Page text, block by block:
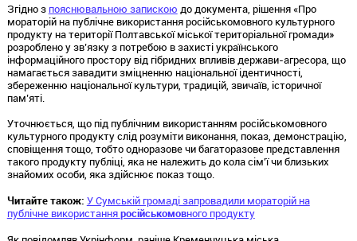
Згідно з пояснювальною запискою до документа, рішення «Про
мораторій на публічне використання російськомовного культурного
продукту на території Полтавської міської територіальної громади»
розроблено у зв’язку з потребою в захисті українського
інформаційного простору від гібридних впливів держави-агресора, що
намагається завадити зміцненню національної ідентичності,
збереженню національної культури, традицій, звичаїв, історичної
пам’яті.
Уточнюється, що під публічним використанням російськомовного
культурного продукту слід розуміти виконання, показ, демонстрацію,
сповіщення тощо, тобто одноразове чи багаторазове представлення
такого продукту публіці, яка не належить до кола сім'ї чи близьких
знайомих особи, яка здійснює показ тощо.
Читайте також: У Сумській громаді запровадили мораторій на
публічне використанняросійськомовного продукту